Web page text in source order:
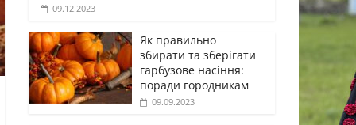
09.12.2023
Як правильно
збирати та зберігати
гарбузове насіння:
поради городникам
09.09.2023